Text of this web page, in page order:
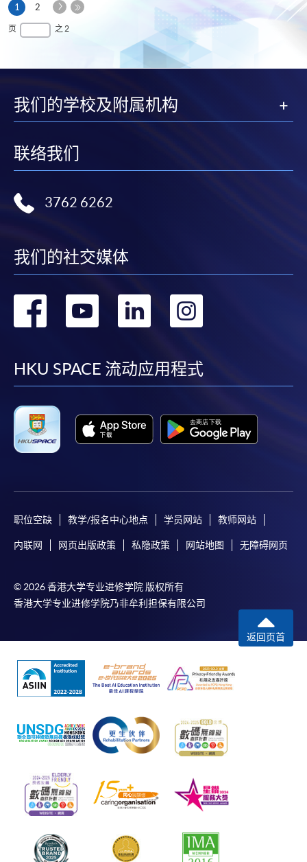
1 本
页
2
下
页
页 之 2
我们的学校及附属机构
联络我们
3762 6262
我们的社交媒体
转
facebook
转
youtube
转
linkedin
HKU SPACE 流动应用程式
职位空缺 教学/报名中心地点 学员网站 教师网站
内联网 网页出版政策 私隐政策 网站地图 无障碍网页
© 2026 香港大学专业进修学院 版权所有
香港大学专业进修学院乃非牟利担保有限公司
返回页首